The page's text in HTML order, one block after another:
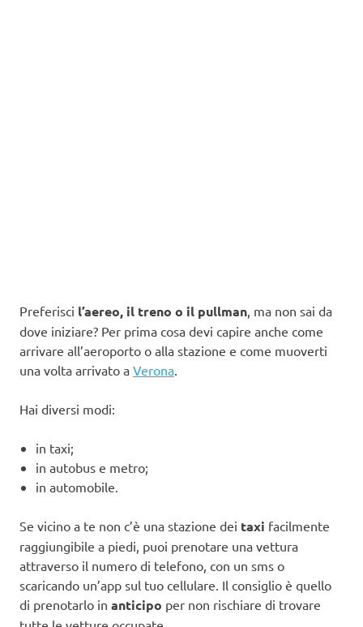
Preferisci l’aereo, il treno o il pullman, ma non sai da
dove iniziare? Per prima cosa devi capire anche come
arrivare all’aeroporto o alla stazione e come muoverti
una volta arrivato a Verona.
Hai diversi modi:
in taxi;
in autobus e metro;
in automobile.
Se vicino a te non c’è una stazione dei taxi facilmente
raggiungibile a piedi, puoi prenotare una vettura
attraverso il numero di telefono, con un sms o
scaricando un’app sul tuo cellulare. Il consiglio è quello
di prenotarlo in anticipo per non rischiare di trovare